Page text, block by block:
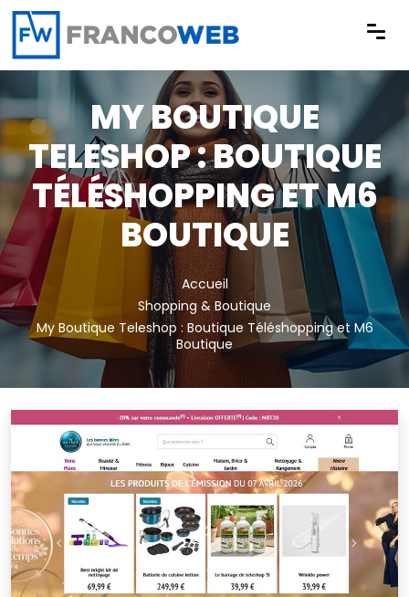
Panneau de gestion des cookies
MY BOUTIQUE
TELESHOP : BOUTIQUE
TÉLÉSHOPPING ET M6
BOUTIQUE
Accueil
Shopping & Boutique
My Boutique Teleshop : Boutique Téléshopping et M6
Boutique